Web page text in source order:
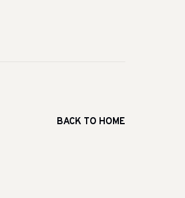
BACK TO HOME